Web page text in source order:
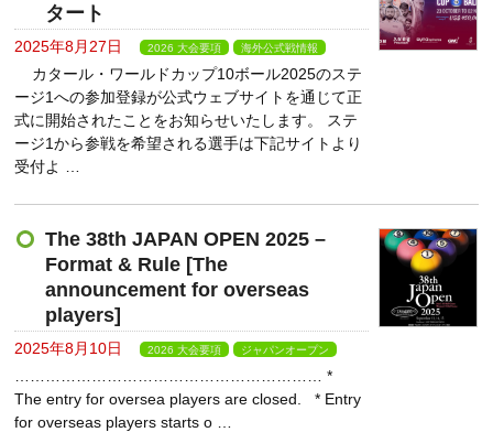
タート
2025年8月27日 2026 大会要項 海外公式戦情報
カタール・ワールドカップ10ボール2025のステ
ージ1への参加登録が公式ウェブサイトを通じて正
式に開始されたことをお知らせいたします。 ステ
ージ1から参戦を希望される選手は下記サイトより
受付よ …
The 38th JAPAN OPEN 2025 –
Format & Rule [The
announcement for overseas
players]
2025年8月10日 2026 大会要項 ジャパンオープン
…………………………………………………… *
The entry for oversea players are closed. * Entry
for overseas players starts o …